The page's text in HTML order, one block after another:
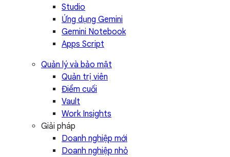
Studio
Ứng dụng Gemini
Gemini Notebook
Apps Script
Quản lý và bảo mật
Quản trị viên
Điểm cuối
Vault
Work Insights
Giải pháp
Doanh nghiệp mới
Doanh nghiệp nhỏ